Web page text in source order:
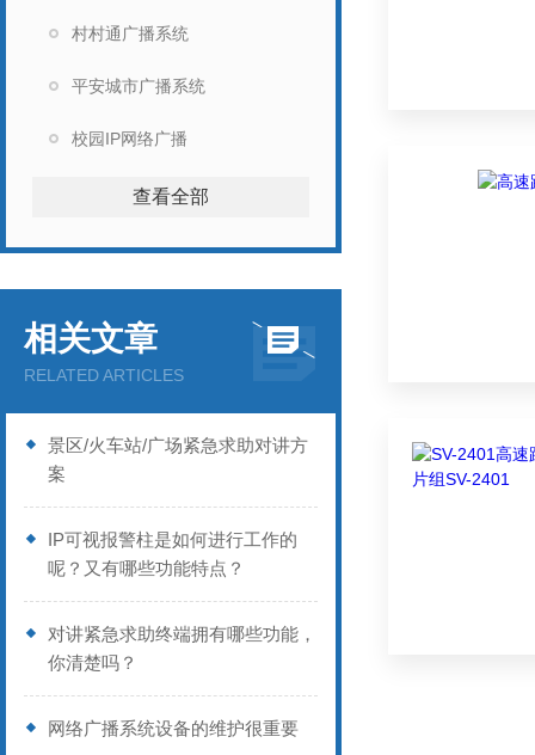
村村通广播系统
平安城市广播系统
校园IP网络广播
查看全部
相关文章
RELATED ARTICLES
景区/火车站/广场紧急求助对讲方
案
IP可视报警柱是如何进行工作的
呢？又有哪些功能特点？
对讲紧急求助终端拥有哪些功能，
你清楚吗？
网络广播系统设备的维护很重要